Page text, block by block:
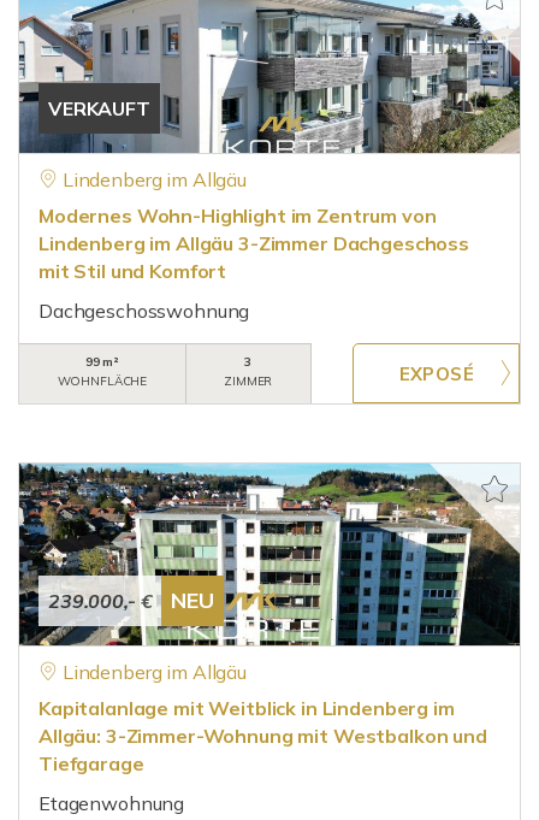
VERKAUFT
Lindenberg im Allgäu
Modernes Wohn-Highlight im Zentrum von
Lindenberg im Allgäu 3-Zimmer Dachgeschoss
mit Stil und Komfort
Dachgeschosswohnung
99 m²
WOHNFLÄCHE
3
ZIMMER
239.000,- € NEU
Lindenberg im Allgäu
Kapitalanlage mit Weitblick in Lindenberg im
Allgäu: 3-Zimmer-Wohnung mit Westbalkon und
Tiefgarage
Etagenwohnung